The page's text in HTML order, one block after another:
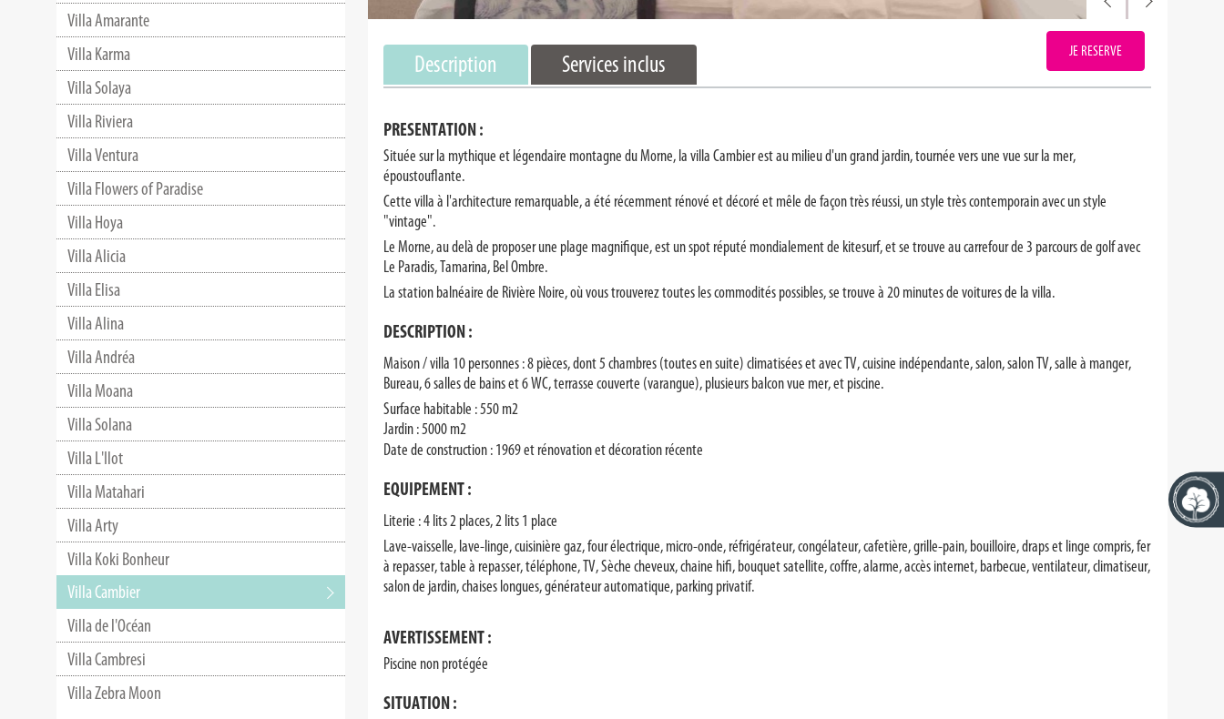
Villa Amarante
Villa Karma
Villa Solaya
Villa Riviera
Villa Ventura
Villa Flowers of Paradise
Villa Hoya
Villa Alicia
Villa Elisa
Villa Alina
Villa Andréa
Villa Moana
Villa Solana
Villa L'Ilot
Villa Matahari
Villa Arty
Villa Koki Bonheur
Villa Cambier
Villa de l'Océan
Villa Cambresi
Villa Zebra Moon
Description Services inclus JE RESERVE
PRESENTATION :
Située sur la mythique et légendaire montagne du Morne, la villa Cambier est au milieu d'un grand jardin, tournée vers une vue sur la mer,
époustouflante.
Cette villa à l'architecture remarquable, a été récemment rénové et décoré et mêle de façon très réussi, un style très contemporain avec un style
"vintage".
Le Morne, au delà de proposer une plage magnifique, est un spot réputé mondialement de kitesurf, et se trouve au carrefour de 3 parcours de golf avec
Le Paradis, Tamarina, Bel Ombre.
La station balnéaire de Rivière Noire, où vous trouverez toutes les commodités possibles, se trouve à 20 minutes de voitures de la villa.
DESCRIPTION :
Maison / villa 10 personnes : 8 pièces, dont 5 chambres (toutes en suite) climatisées et avec TV, cuisine indépendante, salon, salon TV, salle à manger,
Bureau, 6 salles de bains et 6 WC, terrasse couverte (varangue), plusieurs balcon vue mer, et piscine.
Surface habitable : 550 m2
Jardin : 5000 m2
Date de construction : 1969 et rénovation et décoration récente
EQUIPEMENT :
Literie : 4 lits 2 places, 2 lits 1 place
Lave-vaisselle, lave-linge, cuisinière gaz, four électrique, micro-onde, réfrigérateur, congélateur, cafetière, grille-pain, bouilloire, draps et linge compris, fer
à repasser, table à repasser, téléphone, TV, Sèche cheveux, chaine hifi, bouquet satellite, coffre, alarme, accès internet, barbecue, ventilateur, climatiseur,
salon de jardin, chaises longues, générateur automatique, parking privatif.
AVERTISSEMENT :
Piscine non protégée
SITUATION :